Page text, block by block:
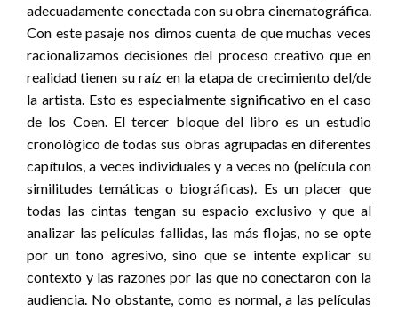
adecuadamente conectada con su obra cinematográfica.
Con este pasaje nos dimos cuenta de que muchas veces
racionalizamos decisiones del proceso creativo que en
realidad tienen su raíz en la etapa de crecimiento del/de
la artista. Esto es especialmente significativo en el caso
de los Coen. El tercer bloque del libro es un estudio
cronológico de todas sus obras agrupadas en diferentes
capítulos, a veces individuales y a veces no (película con
similitudes temáticas o biográficas). Es un placer que
todas las cintas tengan su espacio exclusivo y que al
analizar las películas fallidas, las más flojas, no se opte
por un tono agresivo, sino que se intente explicar su
contexto y las razones por las que no conectaron con la
audiencia. No obstante, como es normal, a las películas